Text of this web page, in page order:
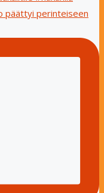
päättyi perinteiseen